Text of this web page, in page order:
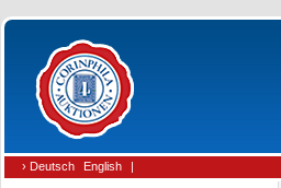
› Deutsch English |